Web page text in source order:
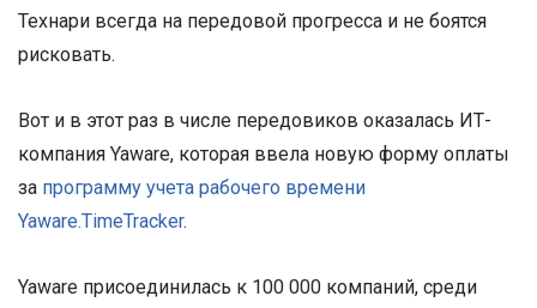
Технари всегда на передовой прогресса и не боятся
рисковать.
Вот и в этот раз в числе передовиков оказалась ИТ-
компания Yaware, которая ввела новую форму оплаты
за программу учета рабочего времени
Yaware.TimeTracker.
Yaware присоединилась к 100 000 компаний, среди